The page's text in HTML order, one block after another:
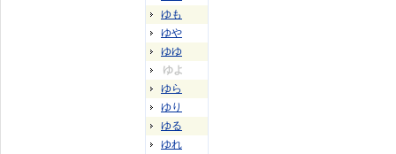
ゆも
ゆや
ゆゆ
ゆよ
ゆら
ゆり
ゆる
ゆれ